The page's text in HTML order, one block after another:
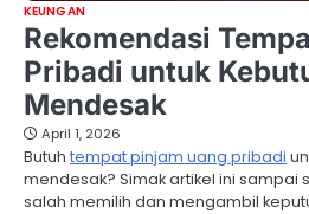
KEUNGAN
Rekomendasi
Pribadi untuk
Mendesak
April 1, 2026
Butuh tempat pinjam uang pribadi
mendesak? Simak artikel ini sampai
salah memilih dan mengambil